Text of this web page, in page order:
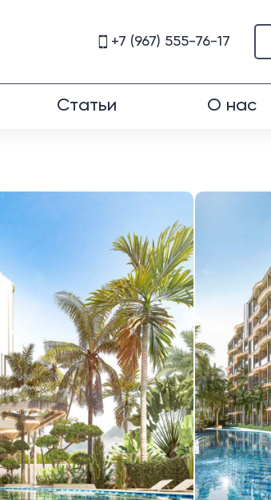
+7 (967) 555-76-17
Статьи О нас